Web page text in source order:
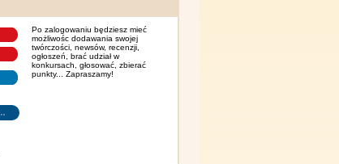
Po zalogowaniu będziesz mieć
możliwośc dodawania swojej
twórczości, newsów, recenzji,
ogłoszeń, brać udział w
konkursach, głosować, zbierać
punkty... Zapraszamy!